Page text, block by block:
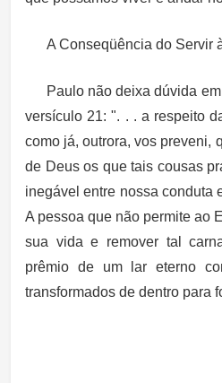
A Conseqüência do Servir
Paulo não deixa dúvida
versículo 21: ". . . a respeito
como já, outrora, vos preveni,
de Deus os que tais cousas
inegável entre nossa conduta
A pessoa que não permite ao
sua vida e remover tal
prêmio de um lar eterno
transformados de dentro para